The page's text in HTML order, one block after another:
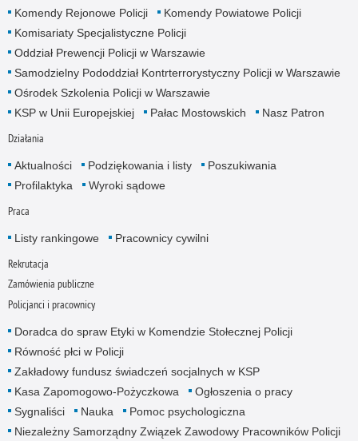
Komendy Rejonowe Policji
Komendy Powiatowe Policji
Komisariaty Specjalistyczne Policji
Oddział Prewencji Policji w Warszawie
Samodzielny Pododdział Kontrterrorystyczny Policji w Warszawie
Ośrodek Szkolenia Policji w Warszawie
KSP w Unii Europejskiej
Pałac Mostowskich Nasz Patron
Działania
Aktualności Podziękowania i listy
Poszukiwania
Profilaktyka
Wyroki sądowe
Praca
Listy rankingowe Pracownicy cywilni
Rekrutacja
Zamówienia publiczne
Policjanci i pracownicy
Doradca do spraw Etyki w Komendzie Stołecznej Policji
Równość płci w Policji
Zakładowy fundusz świadczeń socjalnych w KSP
Kasa Zapomogowo-Pożyczkowa
Ogłoszenia o pracy
Sygnaliści
Nauka
Pomoc psychologiczna
Niezależny Samorządny Związek Zawodowy Pracowników Policji